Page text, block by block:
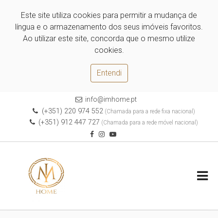
Este site utiliza cookies para permitir a mudança de
língua e o armazenamento dos seus imóveis favoritos.
Ao utilizar este site, concorda que o mesmo utilize
cookies.
Entendi
info@imhome.pt
(+351) 220 974 552(Chamada para a rede fixa nacional)
(+351) 912 447 727 (Chamada para a rede móvel nacional)